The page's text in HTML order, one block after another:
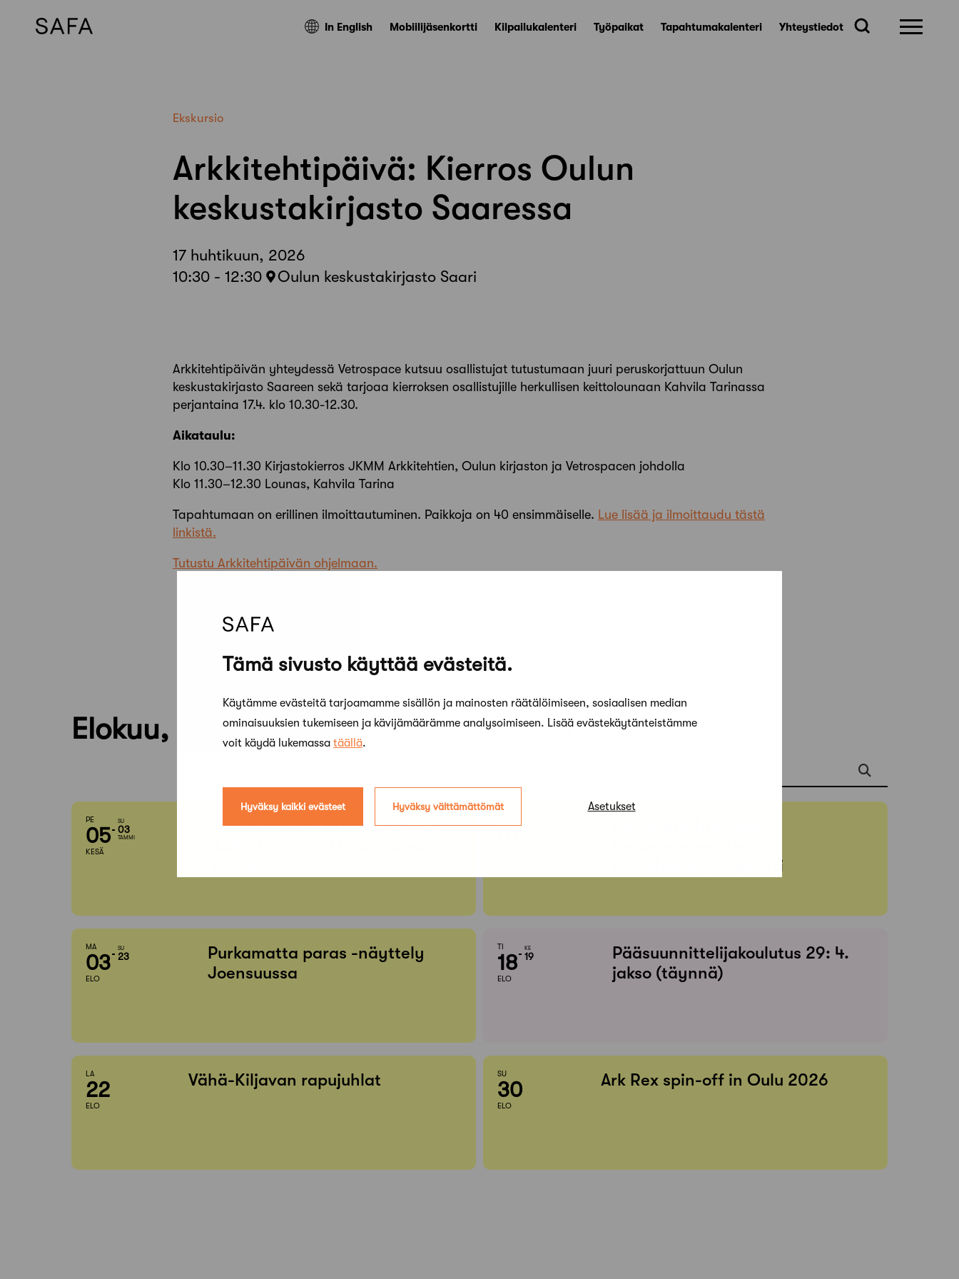
Tämä sivusto käyttää evästeitä.
Käytämme evästeitä tarjoamamme sisällön ja mainosten räätälöimiseen, sosiaalisen median
ominaisuuksien tukemiseen ja kävijämäärämme analysoimiseen. Lisää evästekäytänteistämme
voit käydä lukemassa täällä.
Hyväksy kaikki evästeet Hyväksy välttämättömät Asetukset
In English Mobiilijäsenkortti Kilpailukalenteri Työpaikat Tapahtumakalenteri Yhteystiedot
Ekskursio
Arkkitehtipäivä: Kierros Oulun
keskustakirjasto Saaressa
17 huhtikuun, 2026
10:30 - 12:30
Oulun keskustakirjasto Saari
Arkkitehtipäivän yhteydessä Vetrospace kutsuu osallistujat tutustumaan juuri peruskorjattuun Oulun
keskustakirjasto Saareen sekä tarjoaa kierroksen osallistujille herkullisen keittolounaan Kahvila Tarinassa
perjantaina 17.4. klo 10.30-12.30.
Aikataulu:
Klo 10.30–11.30 Kirjastokierros JKMM Arkkitehtien, Oulun kirjaston ja Vetrospacen johdolla
Klo 11.30–12.30 Lounas, Kahvila Tarina
Tapahtumaan on erillinen ilmoittautuminen. Paikkoja on 40 ensimmäiselle. Lue lisää ja ilmoittaudu tästä
linkistä.
Tutustu Arkkitehtipäivän ohjelmaan.
Elokuu, 2026
PE
05
KESÄ
SU
03
TAMMI
Arkkitehtuuri- ja designmuseo:
uudelleenkäyttöpilotti
MA
03
ELO
SU
23
Purkamatta paras -näyttely
Joensuussa
TI
18
ELO
KE
19
Pääsuunnittelijakoulutus 29: 4.
jakso (täynnä)
LA
22
ELO
Vähä-Kiljavan rapujuhlat SU
30
ELO
Ark Rex spin-off in Oulu 2026